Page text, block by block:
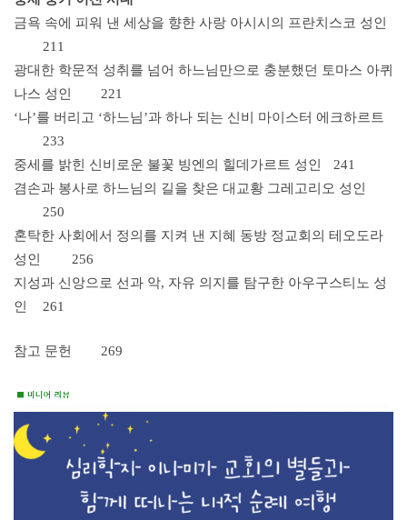
금욕 속에 피워 낸 세상을 향한 사랑 아시시의 프란치스코 성인
211
광대한 학문적 성취를 넘어 하느님만으로 충분했던 토마스 아퀴
나스 성인
221
‘나’를 버리고 ‘하느님’과 하나 되는 신비 마이스터 에크하르트
233
중세를 밝힌 신비로운 불꽃 빙엔의 힐데가르트 성인
241
겸손과 봉사로 하느님의 길을 찾은 대교황 그레고리오 성인
250
혼탁한 사회에서 정의를 지켜 낸 지혜 동방 정교회의 테오도라
성인
256
지성과 신앙으로 선과 악, 자유 의지를 탐구한 아우구스티노 성
인
261
참고 문헌 269